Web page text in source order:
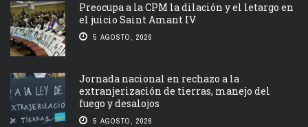
Preocupa a la CPM la dilación y el letargo en
el juicio Saint Amant IV
5 AGOSTO, 2026
Jornada nacional en rechazo a la
extranjerización de tierras, manejo del
fuego y desalojos
5 AGOSTO, 2026